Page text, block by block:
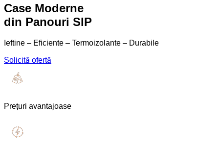
Case Moderne
din Panouri SIP
Ieftine – Eficiente – Termoizolante – Durabile
Solicită ofertă
Prețuri avantajoase